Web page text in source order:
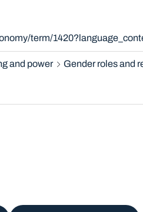
term/
and power Gender roles and